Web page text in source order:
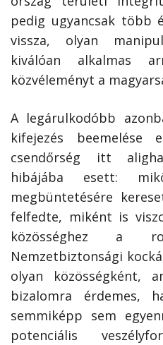
pedig ugyancsak több
vissza, olyan
kiválóan alkalmas
közvéleményt a
A legárulkodóbb
kifejezés beemelése
csendőrség itt
hibájába esett:
megbüntetésére
felfedte, miként is
közösséghez a
Nemzetbiztonsági
olyan közösségként,
bizalomra érdemes,
semmiképp sem
potenciális